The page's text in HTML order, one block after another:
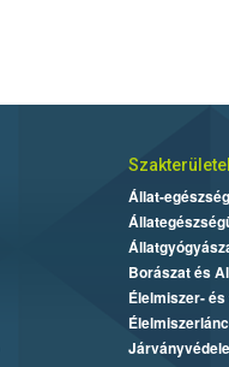
Állat-
Borászat és
Élelmiszer-